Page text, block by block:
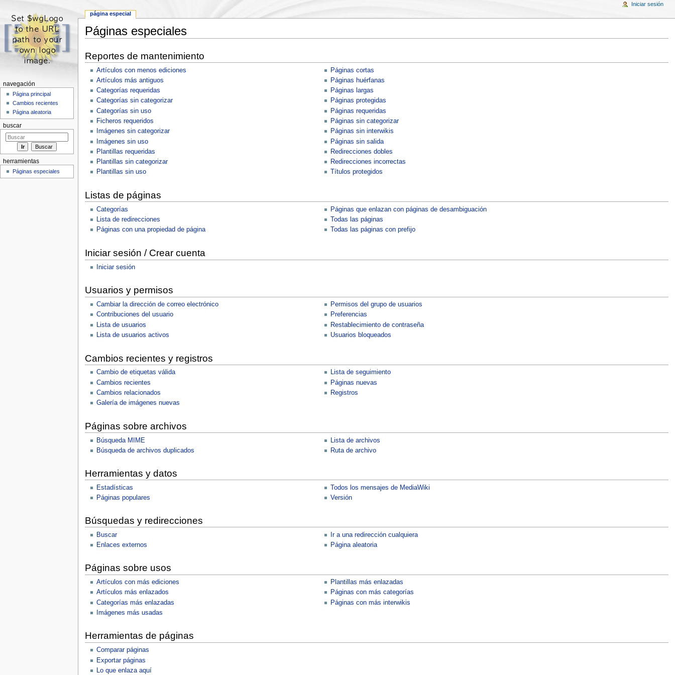
Páginas especiales
Reportes de mantenimiento
Artículos con menos ediciones
Artículos más antiguos
Categorías requeridas
Categorías sin categorizar
Categorías sin uso
Ficheros requeridos
Imágenes sin categorizar
Imágenes sin uso
Plantillas requeridas
Plantillas sin categorizar
Plantillas sin uso
Páginas cortas
Páginas huérfanas
Páginas largas
Páginas protegidas
Páginas requeridas
Páginas sin categorizar
Páginas sin interwikis
Páginas sin salida
Redirecciones dobles
Redirecciones incorrectas
Títulos protegidos
Listas de páginas
Categorías
Lista de redirecciones
Páginas con una propiedad de página
Páginas que enlazan con páginas de desambiguación
Todas las páginas
Todas las páginas con prefijo
Iniciar sesión / Crear cuenta
Iniciar sesión
Usuarios y permisos
Cambiar la dirección de correo electrónico
Contribuciones del usuario
Lista de usuarios
Lista de usuarios activos
Permisos del grupo de usuarios
Preferencias
Restablecimiento de contraseña
Usuarios bloqueados
Cambios recientes y registros
Cambio de etiquetas válida
Cambios recientes
Cambios relacionados
Galería de imágenes nuevas
Lista de seguimiento
Páginas nuevas
Registros
Páginas sobre archivos
Búsqueda MIME
Búsqueda de archivos duplicados
Lista de archivos
Ruta de archivo
Herramientas y datos
Estadísticas
Páginas populares
Todos los mensajes de MediaWiki
Versión
Búsquedas y redirecciones
Buscar
Enlaces externos
Ir a una redirección cualquiera
Página aleatoria
Páginas sobre usos
Artículos con más ediciones
Artículos más enlazados
Categorías más enlazadas
Imágenes más usadas
Plantillas más enlazadas
Páginas con más categorías
Páginas con más interwikis
Herramientas de páginas
Comparar páginas
Exportar páginas
Lo que enlaza aquí
página especial
Iniciar sesión
navegación
Página principal
Cambios recientes
Página aleatoria
buscar
herramientas
Páginas especiales